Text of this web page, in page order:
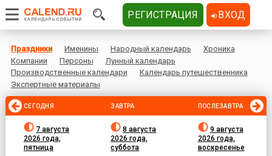
Праздники Именины Народный календарь
Хроника
Компании
Персоны
Лунный календарь
Производственные календари
Календарь путешественника
Экспертные материалы
СЕГОДНЯ
7 августа
2026 года,
пятница
ЗАВТРА
8 августа
2026 года,
суббота
ПОСЛЕЗАВТРА
9 августа
2026 года,
воскресенье
РЕГИСТРАЦИЯ ВХОД